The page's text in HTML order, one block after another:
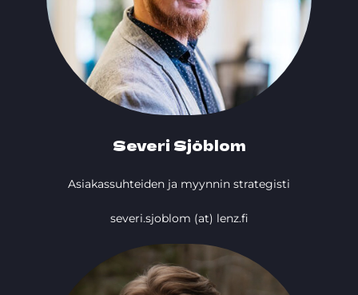
Severi Sjöblom
Asiakassuhteiden ja myynnin strategisti
severi.sjoblom (at) lenz.fi